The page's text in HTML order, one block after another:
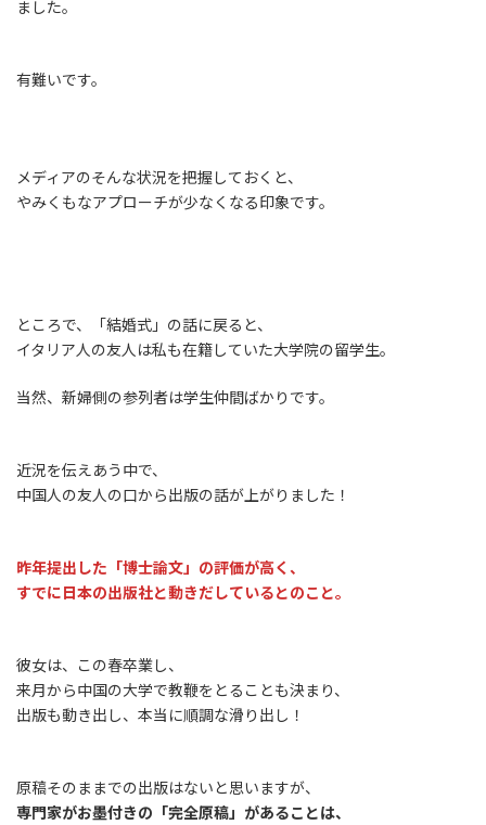
ました。
有難いです。
メディアのそんな状況を把握しておくと、
やみくもなアプローチが少なくなる印象です。
ところで、「結婚式」の話に戻ると、
イタリア人の友人は私も在籍していた大学院の留学生。
当然、新婦側の参列者は学生仲間ばかりです。
近況を伝えあう中で、
中国人の友人の口から出版の話が上がりました！
昨年提出した「博士論文」の評価が高く、
すでに日本の出版社と動きだしているとのこと。
彼女は、この春卒業し、
来月から中国の大学で教鞭をとることも決まり、
出版も動き出し、本当に順調な滑り出し！
原稿そのままでの出版はないと思いますが、
専門家がお墨付きの「完全原稿」があることは、